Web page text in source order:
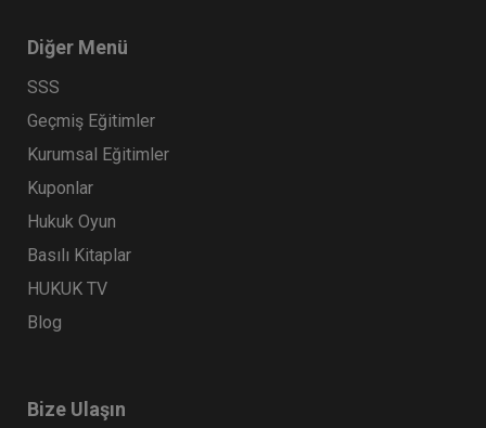
Diğer Menü
SSS
Geçmiş Eğitimler
Kurumsal Eğitimler
Kuponlar
Hukuk Oyun
Basılı Kitaplar
HUKUK TV
Blog
Bize Ulaşın